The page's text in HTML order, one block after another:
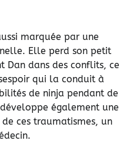
marquée par une
Elle perd son petit
Dan dans des conflits, ce
qui la conduit à
de ninja pendant de
également une
ces traumatismes, un